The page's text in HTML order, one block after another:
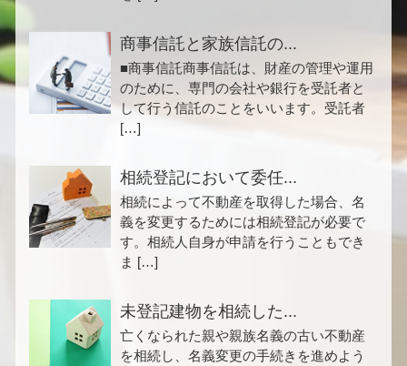
商事信託と家族信託の...
■商事信託商事信託は、財産の管理や運用
のために、専門の会社や銀行を受託者と
して行う信託のことをいいます。受託者
[…]
相続登記において委任...
相続によって不動産を取得した場合、名
義を変更するためには相続登記が必要で
す。相続人自身が申請を行うこともでき
ま […]
未登記建物を相続した...
亡くなられた親や親族名義の古い不動産
を相続し、名義変更の手続きを進めよう